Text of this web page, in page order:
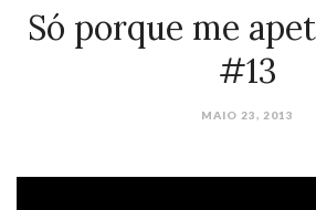
Só porque me
#13
MAIO 23, 2013